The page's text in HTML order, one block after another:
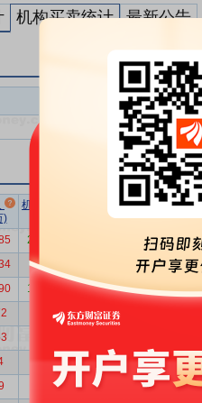
机构买卖统计 最新公告
买入额(万)
0.00
)
机构卖出
机构买入
净额(万)
市场总
成交额(万)
26457.79 286383.55
1262.73 107805.45
13749.88 -2896.98 122765.44
4184.47 -1391.75
1528.00 -1417.16 63107.14
1285.07 -450.78 34544.84